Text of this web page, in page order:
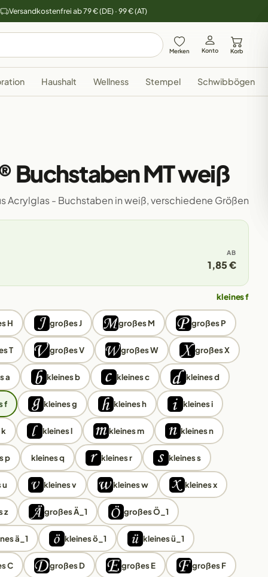
Versandkostenfrei ab 79 € (DE) · 99 € (AT)
Merken Konto Korb
Haushalt Wellness Stempel Schwibbögen
Buchstaben MT weiß
Acrylglas - Buchstaben in weiß, verschiedene Größen
AB
1,85 €
kleines f
H großes J großes M großes P
T großes V großes W großes X
a kleines b kleines c kleines d
f kleines g kleines h kleines i
kleines l kleines m kleines n
p kleines q kleines r kleines s
u kleines v kleines w kleines x
z großes Ä_1 großes Ö_1
ä_1 kleines ö_1 kleines ü_1
C großes D großes E großes F